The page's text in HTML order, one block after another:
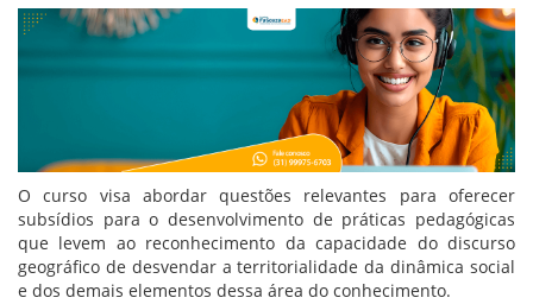
O curso visa abordar questões relevantes para oferecer
subsídios para o desenvolvimento de práticas pedagógicas
que levem ao reconhecimento da capacidade do discurso
geográfico de desvendar a territorialidade da dinâmica social
e dos demais elementos dessa área do conhecimento.